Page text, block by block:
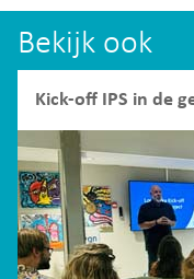
Bekijk ook
Kick-off IPS in de